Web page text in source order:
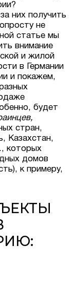
них получить
не
статье мы
внимание
и жилой
в Германии
и покажем,
будет
стран,
Казахстан,
которых
домов
к примеру,